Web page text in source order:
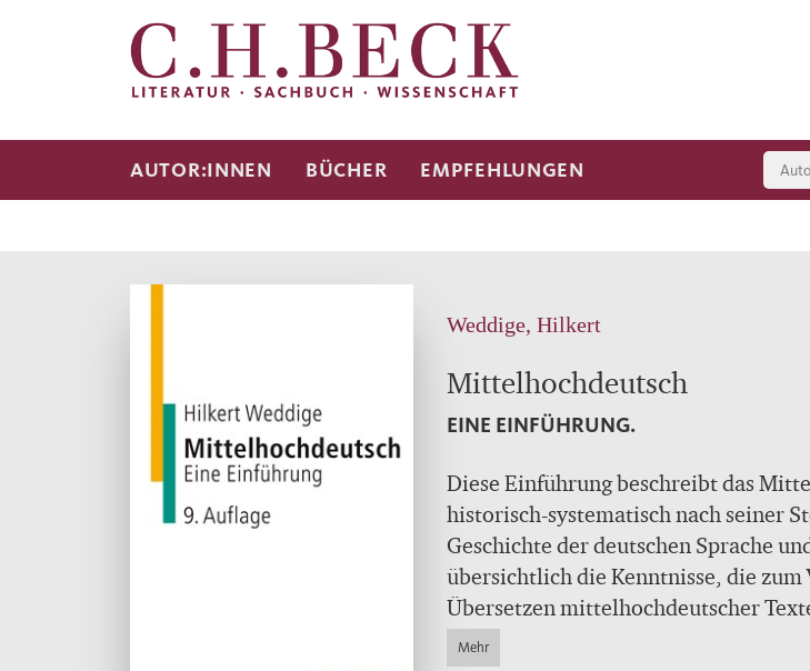
AUTOR:INNEN BÜCHER EMPFEHLUNGEN
Weddige, Hilkert
Mittelhochdeutsch
EINE EINFÜHRUNG.
Diese Einführung beschreibt das
historisch-systematisch nach seiner
Geschichte der deutschen Sprache
übersichtlich die Kenntnisse, die zum
Übersetzen mittelhochdeutscher
Mehr